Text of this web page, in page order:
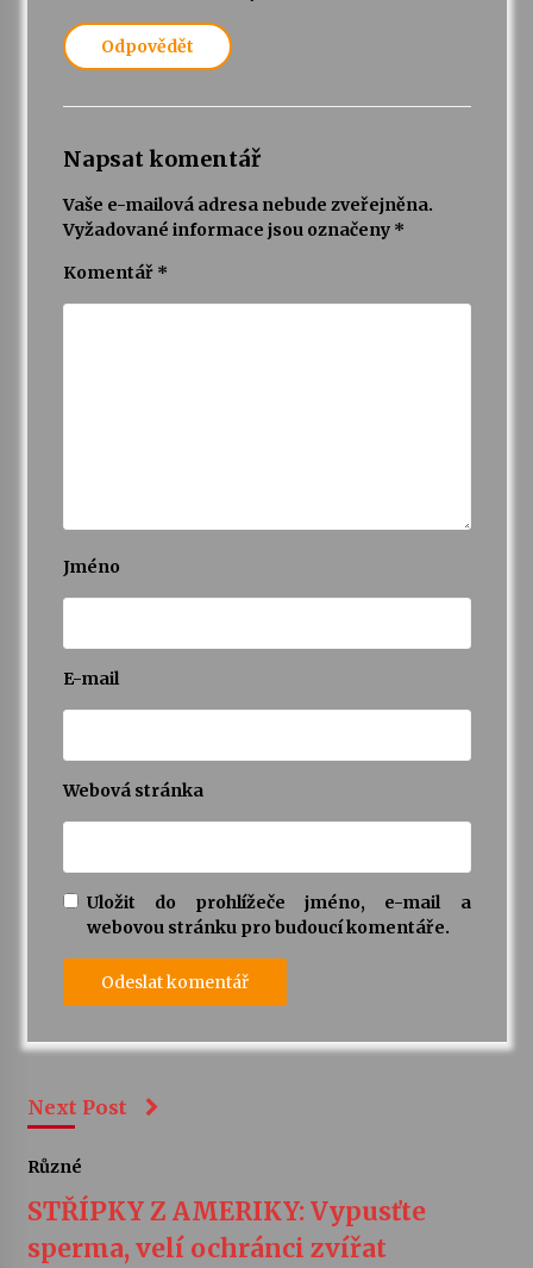
Odpovědět
Napsat komentář
Vaše e-mailová adresa nebude zveřejněna.
Vyžadované informace jsou označeny *
Komentář *
Jméno
E-mail
Webová stránka
Uložit do prohlížeče jméno, e-mail a
webovou stránku pro budoucí komentáře.
Next Post
Různé
STŘÍPKY Z AMERIKY: Vypusťte
sperma, velí ochránci zvířat